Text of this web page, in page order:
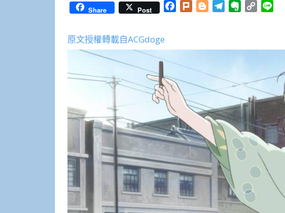
Share Post Facebook
Plurk BloggerTelegramEvernote
Copy
原文授權轉載自ACGdoge